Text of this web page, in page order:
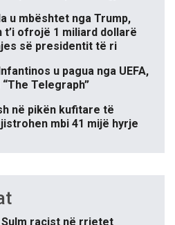
u mbështet nga Trump,
t’i ofrojë 1 miliard dollarë
së presidentit të ri
u pagua nga UEFA,
Telegraph”
në pikën kufitare të
mbi 41 mijë hyrje
Sulm racist në rrjetet